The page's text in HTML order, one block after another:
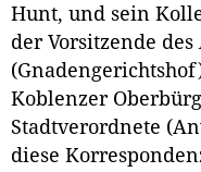
Hunt, und sein
der Vorsitzende des
Koblenzer
Stadtverordnete
diese